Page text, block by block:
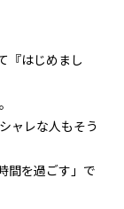
『はじめまし
ャレな人もそう
間を過ごす」で